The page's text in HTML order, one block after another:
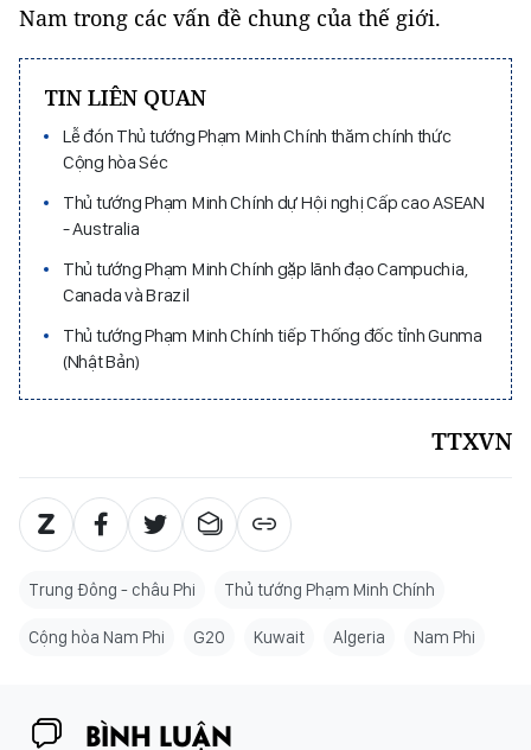
Nam trong các vấn đề chung của thế giới.
TIN LIÊN QUAN
Lễ đón Thủ tướng Phạm Minh Chính thăm chính thức
Cộng hòa Séc
Thủ tướng Phạm Minh Chính dự Hội nghị Cấp cao ASEAN
- Australia
Thủ tướng Phạm Minh Chính gặp lãnh đạo Campuchia,
Canada và Brazil
Thủ tướng Phạm Minh Chính tiếp Thống đốc tỉnh Gunma
(Nhật Bản)
TTXVN
Trung Đông - châu Phi Thủ tướng Phạm Minh Chính
Cộng hòa Nam Phi G20 Kuwait Algeria Nam Phi
BÌNH LUẬN